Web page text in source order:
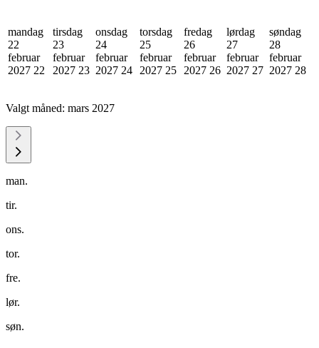
mandag
22
februar
2027 22
tirsdag
23
februar
2027 23
onsdag
24
februar
2027 24
torsdag
25
februar
2027 25
fredag
26
februar
2027 26
lørdag
27
februar
2027 27
søndag
28
februar
2027 28
Valgt måned: mars 2027
man.
tir.
ons.
tor.
fre.
lør.
søn.